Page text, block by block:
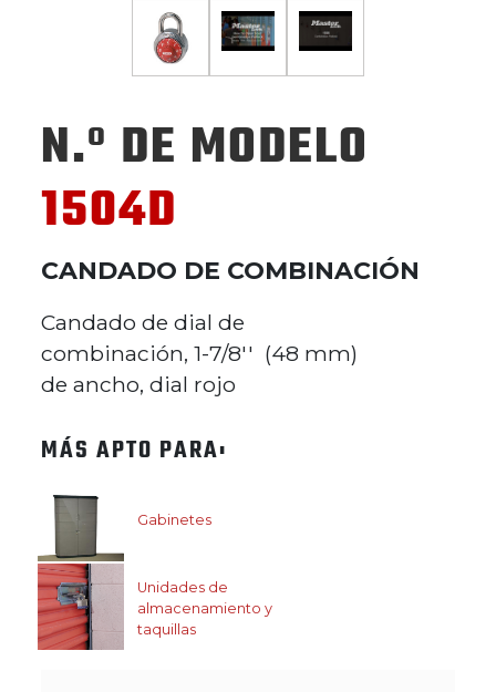
N.º DE MODELO
1504D
CANDADO DE COMBINACIÓN
Candado de dial de
combinación, 1-7/8'' (48 mm)
de ancho, dial rojo
MÁS APTO PARA:
Gabinetes
Unidades de
almacenamiento y
taquillas